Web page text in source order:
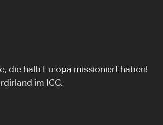
die halb Europa missioniert haben!
im ICC.